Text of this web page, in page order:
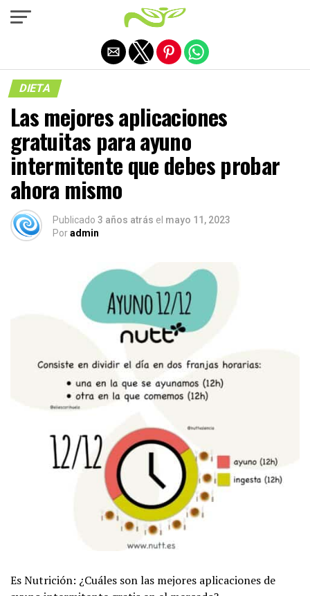
DIETA
Las mejores aplicaciones
gratuitas para ayuno
intermitente que debes probar
ahora mismo
Publicado 3 años atrás el mayo 11, 2023
Poradmin
Es Nutrición: ¿Cuáles son las mejores aplicaciones de
Salir de la versión móvil